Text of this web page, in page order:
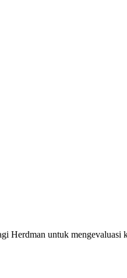
Herdman untuk mengevaluasi